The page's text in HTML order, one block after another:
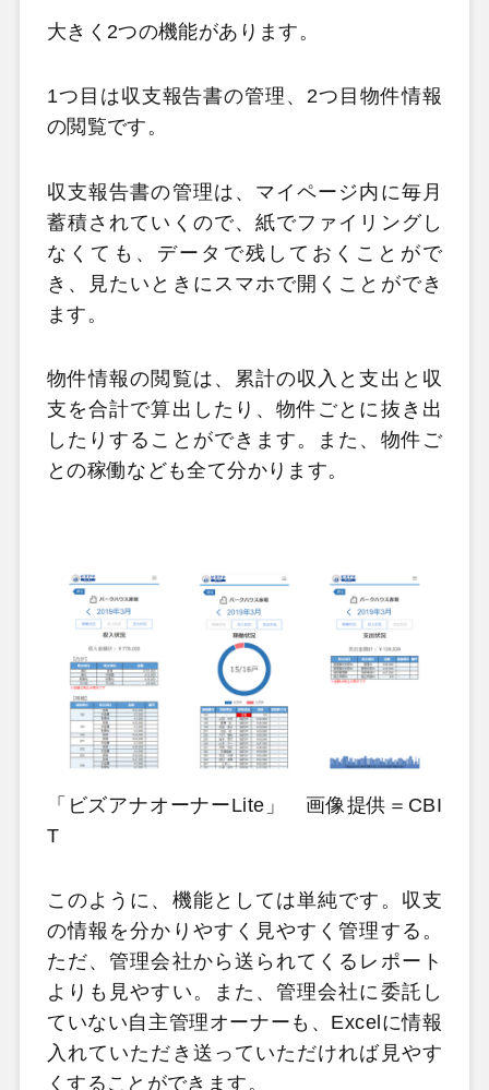
大きく2つの機能があります。
1つ目は収支報告書の管理、2つ目物件情報
の閲覧です。
収支報告書の管理は、マイページ内に毎月
蓄積されていくので、紙でファイリングし
なくても、データで残しておくことがで
き、見たいときにスマホで開くことができ
ます。
物件情報の閲覧は、累計の収入と支出と収
支を合計で算出したり、物件ごとに抜き出
したりすることができます。また、物件ご
との稼働なども全て分かります。
「ビズアナオーナーLite」 画像提供＝CBI
T
このように、機能としては単純です。収支
の情報を分かりやすく見やすく管理する。
ただ、管理会社から送られてくるレポート
よりも見やすい。また、管理会社に委託し
ていない自主管理オーナーも、Excelに情報
入れていただき送っていただければ見やす
くすることができます。